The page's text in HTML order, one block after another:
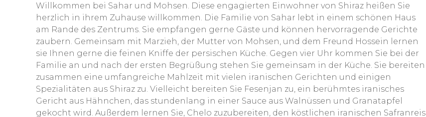
Willkommen bei Sahar und Mohsen. Diese engagierten Einwohner von Shiraz heißen Sie
herzlich in ihrem Zuhause willkommen. Die Familie von Sahar lebt in einem schönen Haus
am Rande des Zentrums. Sie empfangen gerne Gäste und können hervorragende Gerichte
zaubern. Gemeinsam mit Marzieh, der Mutter von Mohsen, und dem Freund Hossein lernen
sie Ihnen gerne die feinen Kniffe der persischen Küche. Gegen vier Uhr kommen Sie bei der
Familie an und nach der ersten Begrüßung stehen Sie gemeinsam in der Küche. Sie bereiten
zusammen eine umfangreiche Mahlzeit mit vielen iranischen Gerichten und einigen
Spezialitäten aus Shiraz zu. Vielleicht bereiten Sie Fesenjan zu, ein berühmtes iranisches
Gericht aus Hähnchen, das stundenlang in einer Sauce aus Walnüssen und Granatapfel
gekocht wird. Außerdem lernen Sie, Chelo zuzubereiten, den köstlichen iranischen Safranreis